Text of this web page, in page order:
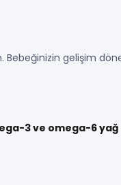
gelişim
3 ve omega-6